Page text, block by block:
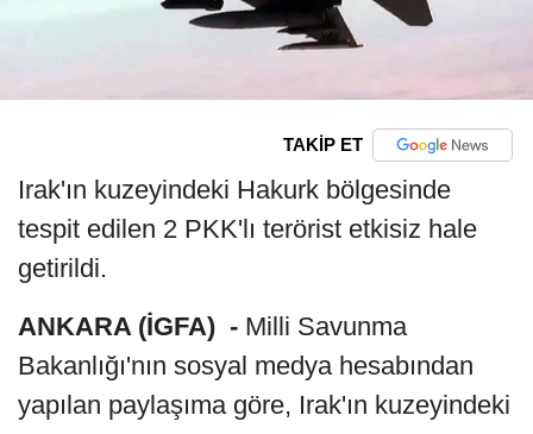
TAKİP ET
Irak'ın kuzeyindeki Hakurk bölgesinde
tespit edilen 2 PKK'lı terörist etkisiz hale
getirildi.
ANKARA (İGFA) - Milli Savunma
Bakanlığı'nın sosyal medya hesabından
yapılan paylaşıma göre, Irak'ın kuzeyindeki